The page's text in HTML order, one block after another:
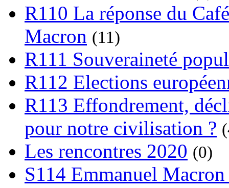
R110 La réponse du
Macron (11)
R111 Souveraineté
R112 Elections
R113 Effondrement,
pour notre civilisation ?
Les rencontres 2020 (0)
S114 Emmanuel